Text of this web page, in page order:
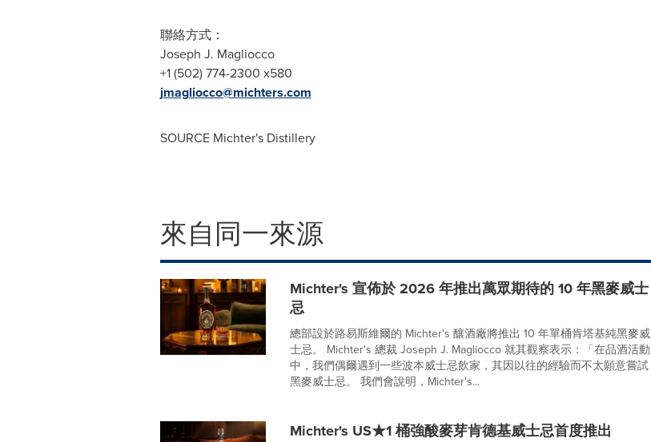
聯絡方式：
Joseph J. Magliocco
+1 (502) 774-2300 x580
jmagliocco@michters.com
SOURCE Michter's Distillery
來自同一來源
Michter's 宣佈於 2026 年推出萬眾期待的 10 年黑麥威士
忌
總部設於路易斯維爾的 Michter's 釀酒廠將推出 10 年單桶肯塔基純黑麥威
士忌。 Michter's 總裁 Joseph J. Magliocco 就其觀察表示：「在品酒活動
中，我們偶爾遇到一些波本威士忌飲家，其因以往的經驗而不太願意嘗試
黑麥威士忌。 我們會說明，Michter's...
Michter's US★1 桶強酸麥芽肯德基威士忌首度推出